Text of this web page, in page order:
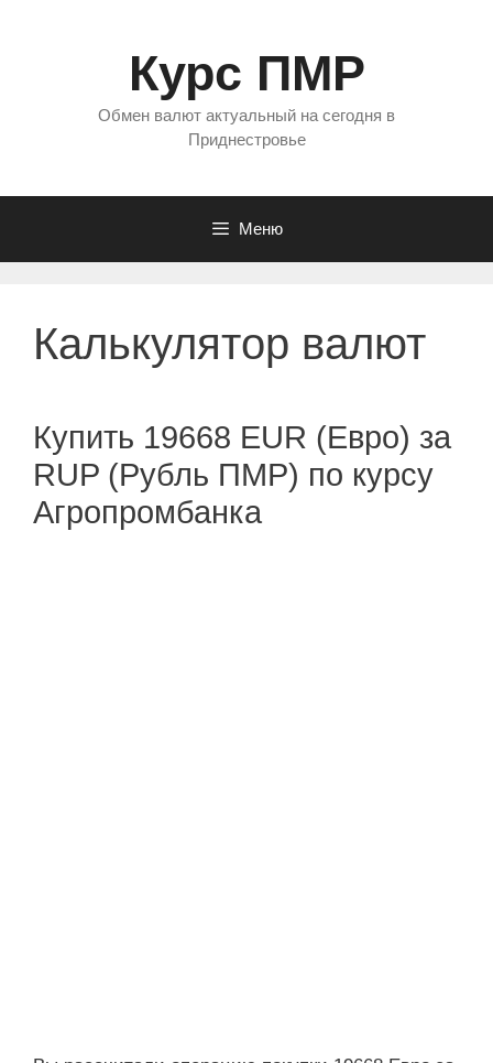
Курс ПМР
Обмен валют актуальный на сегодня в
Приднестровье
Меню
Калькулятор валют
Купить 19668 EUR (Евро) за
RUP (Рубль ПМР) по курсу
Агропромбанка